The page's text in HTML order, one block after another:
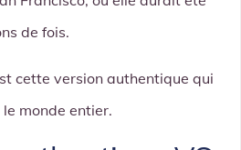
de fois.
cette version authentique qui
monde entier.